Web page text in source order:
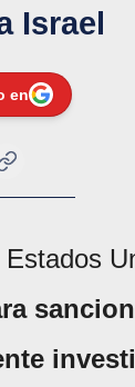
Israel
en